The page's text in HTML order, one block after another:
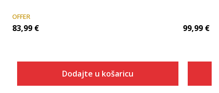
OFFER
83,99 €
Dodajte u košaricu
99,99 €